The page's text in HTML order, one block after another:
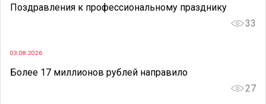
Поздравления к профессиональному празднику
33
03.08.2026
Более 17 миллионов рублей направило
27